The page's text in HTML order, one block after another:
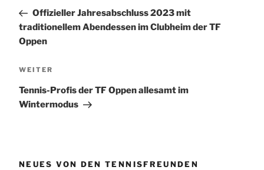
Offizieller Jahresabschluss 2023 mit
traditionellem Abendessen im Clubheim der TF
Oppen
Nächster
WEITER
Tennis-Profis der TF Oppen allesamt im
Wintermodus
NEUES VON DEN TENNISFREUNDEN